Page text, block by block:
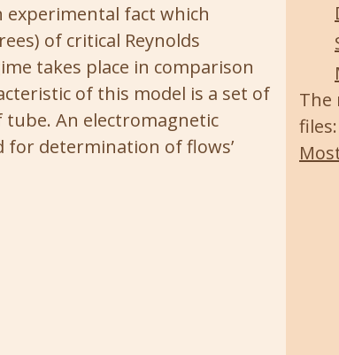
experimental fact which
of critical Reynolds
takes place in comparison
of this model is a set of
An electromagnetic
for determination of flows’
The